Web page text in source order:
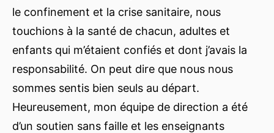
le confinement et la crise sanitaire, nous
touchions à la santé de chacun, adultes et
enfants qui m’étaient confiés et dont j’avais la
responsabilité. On peut dire que nous nous
sommes sentis bien seuls au départ.
Heureusement, mon équipe de direction a été
d’un soutien sans faille et les enseignants